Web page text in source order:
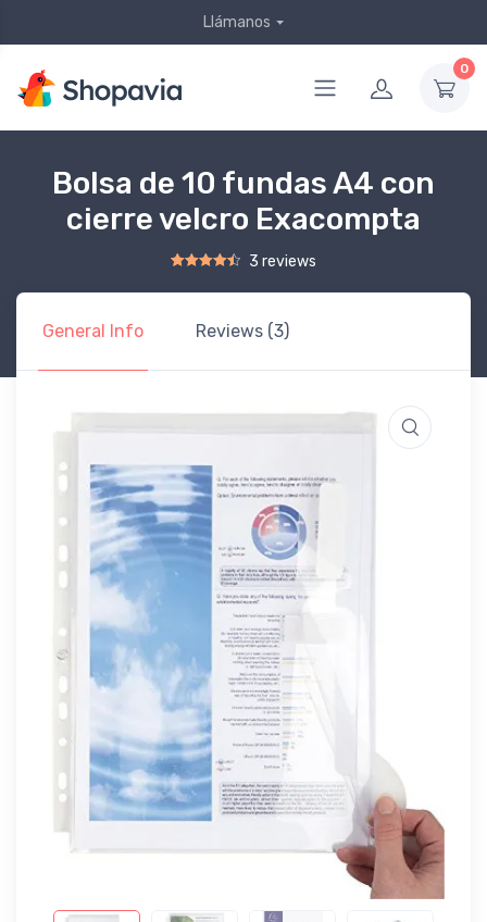
Llámanos
0
Bolsa de 10 fundas A4 con
cierre velcro Exacompta
Rated4.50out of 5 based on
2 customer ratings
3 reviews
General Info Reviews (3)